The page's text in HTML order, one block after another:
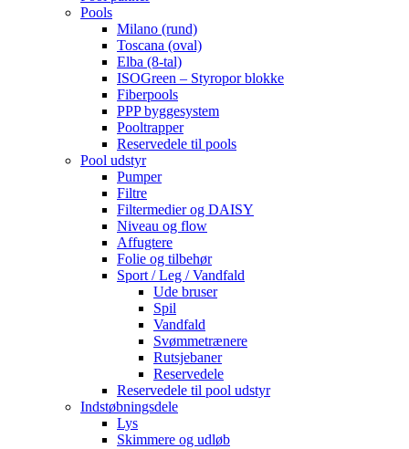
Pools
Milano (rund)
Toscana (oval)
Elba (8-tal)
ISOGreen – Styropor blokke
Fiberpools
PPP byggesystem
Pooltrapper
Reservedele til pools
Pool udstyr
Pumper
Filtre
Filtermedier og DAISY
Niveau og flow
Affugtere
Folie og tilbehør
Sport / Leg / Vandfald
Ude bruser
Spil
Vandfald
Svømmetrænere
Rutsjebaner
Reservedele
Reservedele til pool udstyr
Indstøbningsdele
Lys
Skimmere og udløb